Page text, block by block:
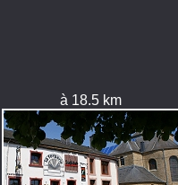
à 18.5 km